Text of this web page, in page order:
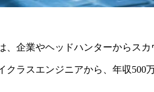
、 企業やヘッドハンターからスカ
クラスエンジニアから、年収